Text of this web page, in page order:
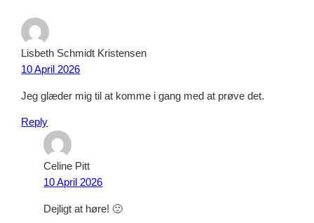
Lisbeth Schmidt Kristensen
10 April 2026
Jeg glæder mig til at komme i gang med at prøve det.
Reply
Celine Pitt
10 April 2026
Dejligt at høre! 🙂